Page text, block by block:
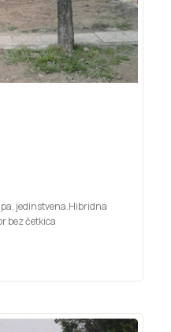
jedinstvena.Hibridna
bez četkica